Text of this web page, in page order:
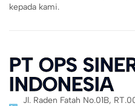
kepada kami.
PT OPS
INDONESIA
Jl. Raden Fatah No.01B,